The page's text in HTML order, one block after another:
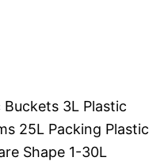
Buckets 3L Plastic
25L Packing Plastic
Shape 1-30L